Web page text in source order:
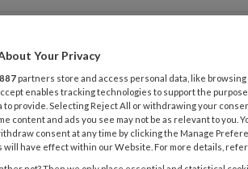
voor
de maak
Your Privacy
887 partners store and access personal data, like
enables tracking technologies to support the
to provide. Selecting Reject All or withdrawing your
content and ads you see may not be as relevant to you.
consent at any time by clicking the Manage
will have effect within our Website. For more details, refer